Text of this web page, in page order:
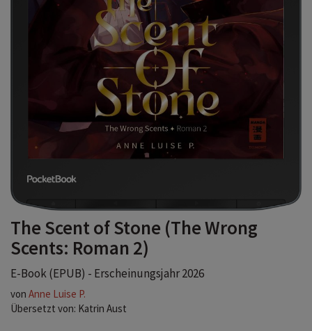
The Scent of Stone (The Wrong
Scents: Roman 2)
E-Book (EPUB) - Erscheinungsjahr 2026
von Anne Luise P.
Übersetzt von: Katrin Aust